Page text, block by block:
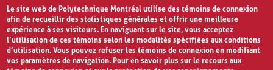
Le site web de Polytechnique Montréal utilise des témoins de connexion
afin de recueillir des statistiques générales et offrir une meilleure
expérience à ses visiteurs. En naviguant sur le site, vous acceptez
l’utilisation de ces témoins selon les modalités spécifiées aux conditions
d’utilisation. Vous pouvez refuser les témoins de connexion en modifiant
vos paramètres de navigation. Pour en savoir plus sur le recours aux